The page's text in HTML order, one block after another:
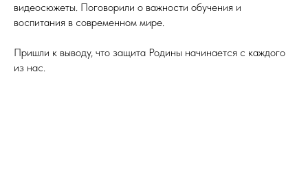
видеосюжеты. Поговорили о важности обучения и
воспитания в современном мире.
Пришли к выводу, что защита Родины начинается с каждого
из нас.